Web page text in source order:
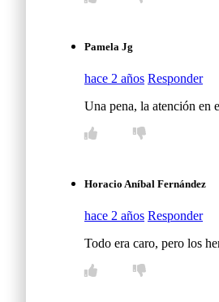
Pamela Jg
hace 2 años Responder
Una pena, la atención en
Horacio Aníbal Fernández
hace 2 años Responder
Todo era caro, pero los